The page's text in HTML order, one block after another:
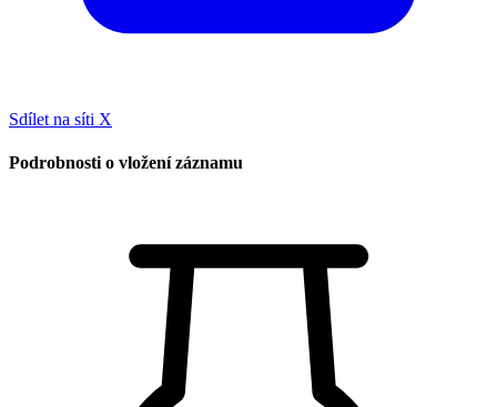
Sdílet na síti X
Podrobnosti o vložení záznamu